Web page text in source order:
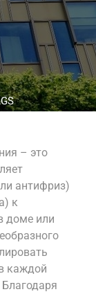
– это
антифриз)
к
доме или
каждой